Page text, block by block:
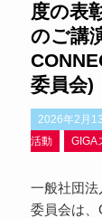
度の表
のご講
委員会)
2026年2月
活動
GIGA
一般社団
委員会は、